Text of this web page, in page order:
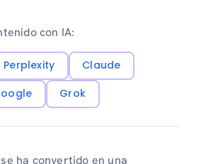
con IA:
Perplexity
Claude
Grok
ha convertido en una